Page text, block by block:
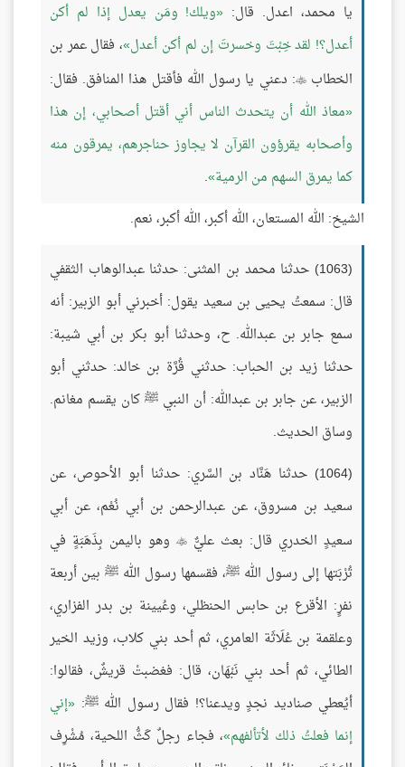
يا محمد، اعدل. قال:
ويلك! ومَن يعدل إذا لم أكن
أعدل؟! لقد خِبْتَ وخسرتَ إن لم أكن أعدل ، فقال عمر بن
الخطاب: دعني يا رسول الله فأقتل هذا المنافق. فقال:
معاذ الله أن يتحدث الناس أني أقتل أصحابي، إن هذا
وأصحابه يقرؤون القرآن لا يجاوز حناجرهم، يمرقون منه
كما يمرق السهم من الرمية .
الشيخ: الله المستعان، الله أكبر، الله أكبر، نعم.
(1063) حدثنا محمد بن المثنى: حدثنا عبدالوهاب الثقفي
قال: سمعتُ يحيى بن سعيد يقول: أخبرني أبو الزبير: أنه
سمع جابر بن عبدالله. ح، وحدثنا أبو بكر بن أبي شيبة:
حدثنا زيد بن الحباب: حدثني قُرَّة بن خالد: حدثني أبو
الزبير، عن جابر بن عبدالله: أن النبي ﷺ كان يقسم مغانم.
وساق الحديث.
(1064) حدثنا هَنَّاد بن السَّري: حدثنا أبو الأحوص، عن
سعيد بن مسروق، عن عبدالرحمن بن أبي نُعْم، عن أبي
سعيدٍ الخدري قال: بعث عليٌّ  وهو باليمن بِذَهَبَةٍ في
تُرْبَتها إلى رسول الله ﷺ، فقسمها رسول الله ﷺ بين أربعة
نفرٍ: الأقرع بن حابس الحنظلي، وعُيينة بن بدر الفزاري،
وعلقمة بن عُلَاثَة العامري، ثم أحد بني كلاب، وزيد الخير
الطائي، ثم أحد بني نَبْهَان، قال: فغضبتْ قريشٌ، فقالوا:
أيُعطي صناديد نجدٍ ويدعنا؟! فقال رسول الله ﷺ: إني
إنما فعلتُ ذلك لأتألفهم ، فجاء رجلٌ كَثُّ اللحية، مُشْرِف